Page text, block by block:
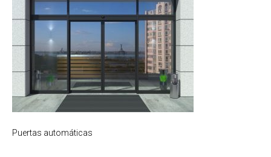
Puertas automáticas